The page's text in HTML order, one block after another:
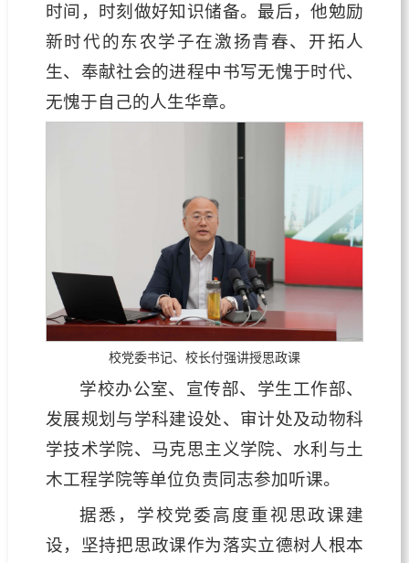
时间，时刻做好知识储备。最后，他勉励
新时代的东农学子在激扬青春、开拓人
生、奉献社会的进程中书写无愧于时代、
无愧于自己的人生华章。
校党委书记、校长付强讲授思政课
学校办公室、宣传部、学生工作部、
发展规划与学科建设处、审计处及动物科
学技术学院、马克思主义学院、水利与土
木工程学院等单位负责同志参加听课。
据悉，学校党委高度重视思政课建
设，坚持把思政课作为落实立德树人根本